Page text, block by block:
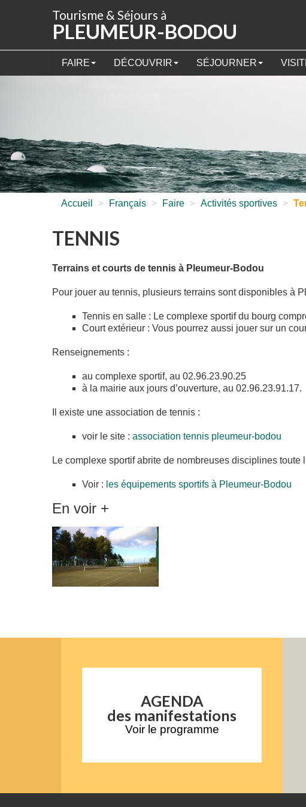
Tourisme & Séjours à
PLEUMEUR-BODOU
FAIRE DÉCOUVRIR SÉJOURNER
Accueil > Français > Faire > Activités sportives >
TENNIS
Terrains et courts de tennis à Pleumeur-Bodou
Pour jouer au tennis, plusieurs terrains sont disponibles à
Tennis en salle : Le complexe sportif du bourg
Court extérieur : Vous pourrez aussi jouer sur un
Renseignements :
au complexe sportif, au 02.96.23.90.25
à la mairie aux jours d’ouverture, au 02.96.23.91.17.
Il existe une association de tennis :
voir le site : association tennis pleumeur-bodou
Le complexe sportif abrite de nombreuses disciplines toute
Voir : les équipements sportifs à Pleumeur-Bodou
En voir +
AGENDA
des manifestations
Voir le programme